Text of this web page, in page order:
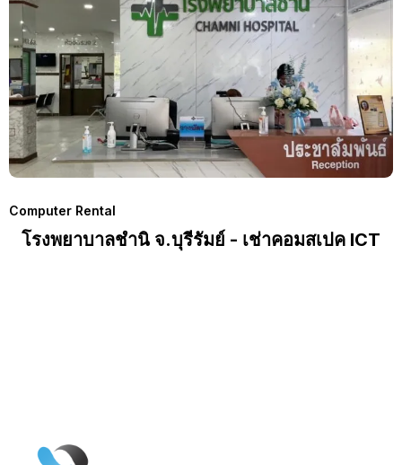
Computer Rental
โรงพยาบาลชำนิ จ.บุรีรัมย์ - เช่าคอมสเปค ICT